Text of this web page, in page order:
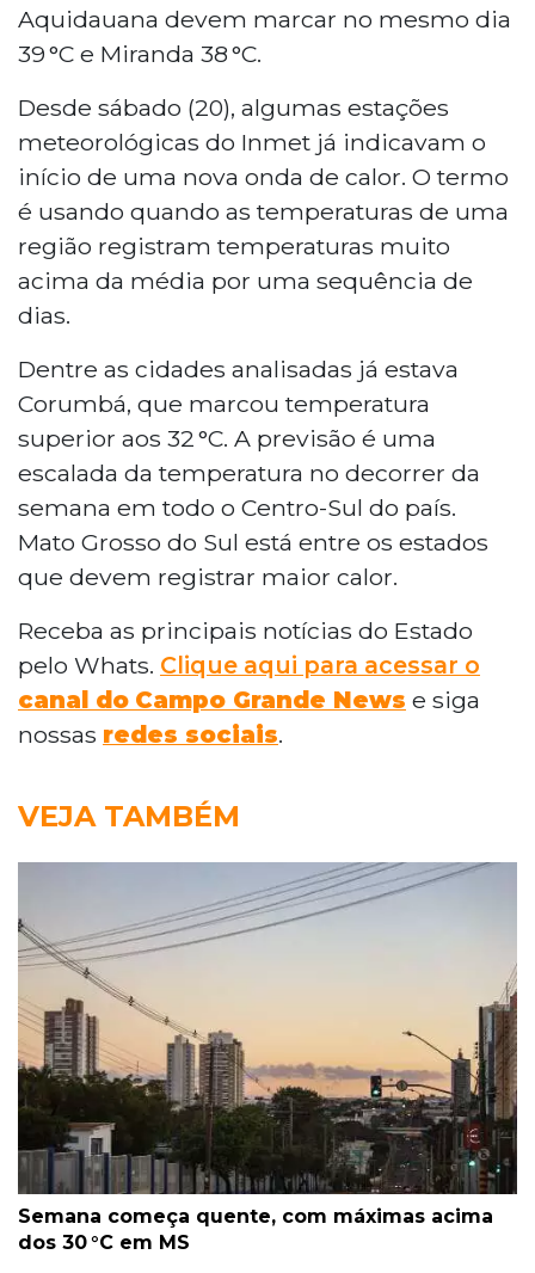
Aquidauana devem marcar no mesmo dia
39 °C e Miranda 38 °C.
Desde sábado (20), algumas estações
meteorológicas do Inmet já indicavam o
início de uma nova onda de calor. O termo
é usando quando as temperaturas de uma
região registram temperaturas muito
acima da média por uma sequência de
dias.
Dentre as cidades analisadas já estava
Corumbá, que marcou temperatura
superior aos 32 °C. A previsão é uma
escalada da temperatura no decorrer da
semana em todo o Centro-Sul do país.
Mato Grosso do Sul está entre os estados
que devem registrar maior calor.
Receba as principais notícias do Estado
pelo Whats. Clique aqui para acessar o
canal do Campo Grande News e siga
nossas redes sociais.
VEJA TAMBÉM
Semana começa quente, com máximas acima
dos 30 °C em MS